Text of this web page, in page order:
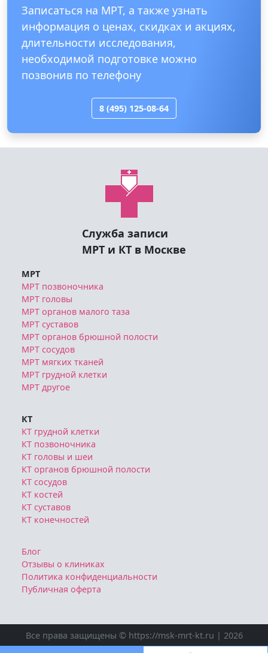
Записаться на МРТ, а также узнать
информация о ценах, скидках и акциях,
длительности исследования,
необходимой подготовке можно
позвонив по телефону
8 (495) 125-08-64
Служба записи
МРТ и КТ в Москве
МРТ
МРТ позвоночника
МРТ головы
МРТ органов малого таза
МРТ суставов
МРТ органов брюшной полости
МРТ сосудов
МРТ мягких тканей
МРТ грудной клетки
МРТ другое
КТ
КТ грудной клетки
КТ позвоночника
КТ головы и шеи
КТ органов брюшной полости
КТ сосудов
КТ костей
КТ суставов
КТ конечностей
Блог
Отзывы о клиниках
Политика конфиденциальности
Публичная оферта
Все права защищены © https://msk-mrt-kt.ru | 2026